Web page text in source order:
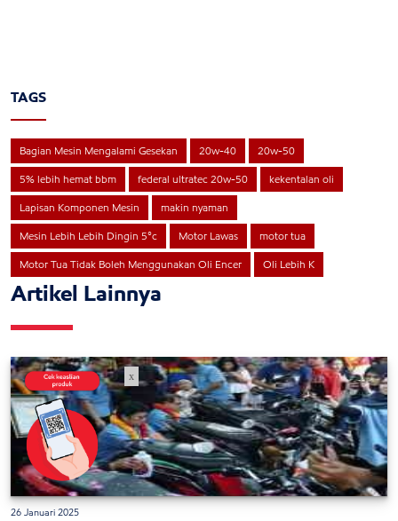
TAGS
Bagian Mesin Mengalami Gesekan 20w-40 20w-50
5% lebih hemat bbm federal ultratec 20w-50 kekentalan oli
Lapisan Komponen Mesin makin nyaman
Mesin Lebih Lebih Dingin 5°c Motor Lawas motor tua
Motor Tua Tidak Boleh Menggunakan Oli Encer Oli Lebih K
Artikel Lainnya
26 Januari 2025
x